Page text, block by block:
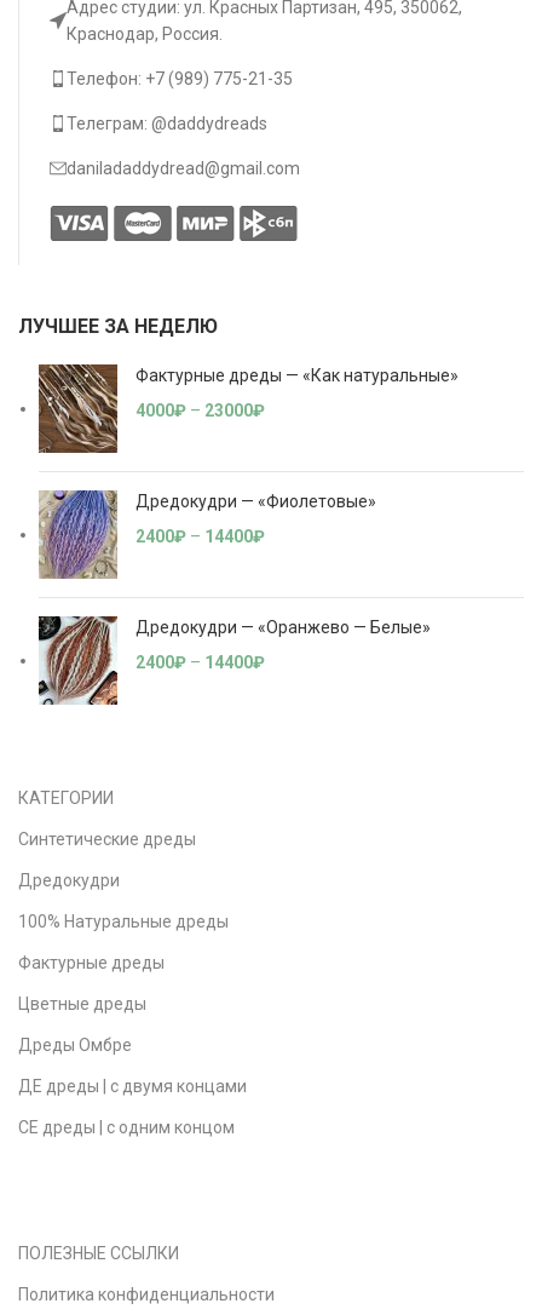
Адрес студии: ул. Красных Партизан, 495, 350062,
Краснодар, Россия.
Телефон: +7 (989) 775-21-35
Телеграм: @daddydreads
daniladaddydread@gmail.com
ЛУЧШЕЕ ЗА НЕДЕЛЮ
Фактурные дреды — «Как натуральные»
4000₽ – 23000₽
Дредокудри — «Фиолетовые»
2400₽ – 14400₽
Дредокудри — «Оранжево — Белые»
2400₽ – 14400₽
КАТЕГОРИИ
Синтетические дреды
Дредокудри
100% Натуральные дреды
Фактурные дреды
Цветные дреды
Дреды Омбре
ДЕ дреды | с двумя концами
СЕ дреды | с одним концом
ПОЛЕЗНЫЕ ССЫЛКИ
Политика конфиденциальности